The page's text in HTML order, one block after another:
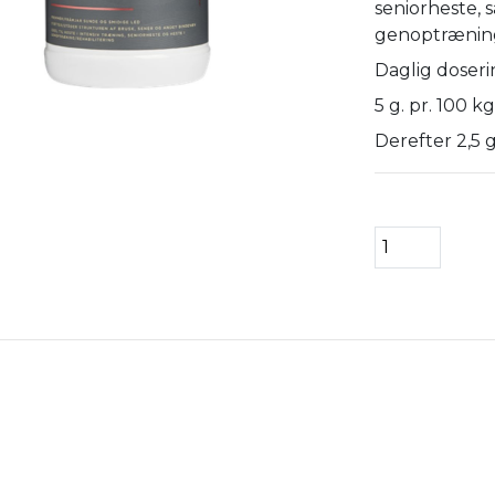
seniorheste,
Daglig
5 g. pr. 100
Derefter 2,5